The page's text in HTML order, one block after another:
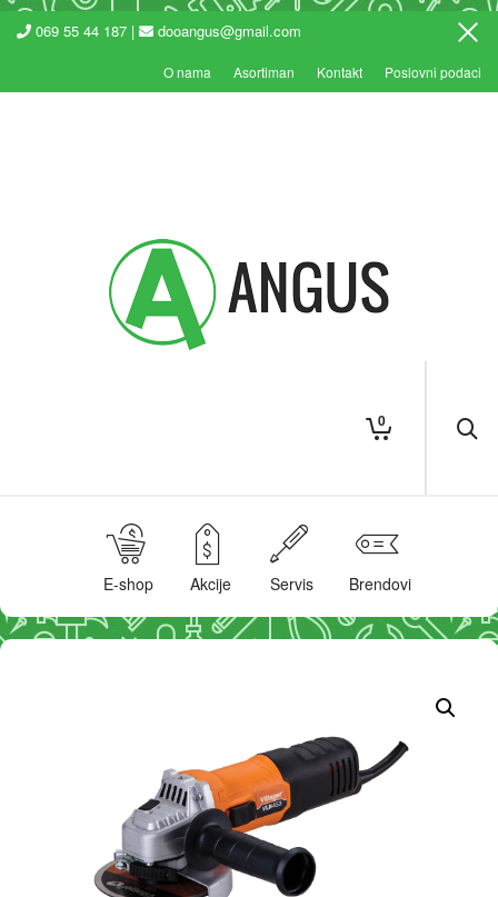
069 55 44 187 | dooangus@gmail.com
O nama Asortiman Kontakt Poslovni podaci
0
E-shop Akcije Servis Brendovi